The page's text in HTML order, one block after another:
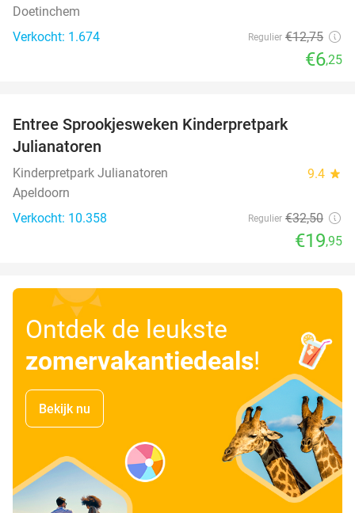
Doetinchem
Verkocht: 1.674
Regulier €12,75
€6,25
Entree Sprookjesweken Kinderpretpark
Julianatoren
Kinderpretpark Julianatoren 9.4 star
Apeldoorn
Verkocht: 10.358
Regulier €32,50
€19,95
Ontdek de leukste
zomervakantiedeals!
Bekijk nu